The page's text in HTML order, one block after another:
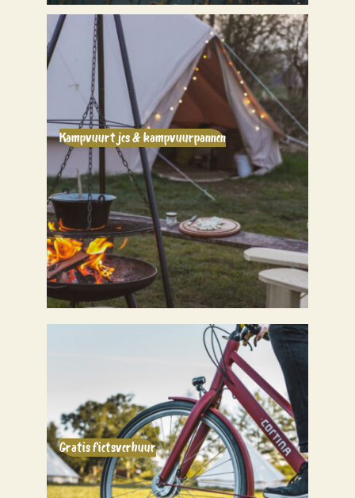
Kampvuurtjes & kampvuurpannen
Gratis fietsverhuur